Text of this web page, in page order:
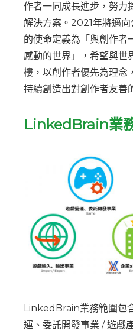
作者一同成長進步，努力
解決方案。2021年將邁
的使命定義為「與創作者
感動的世界」，希望與世
樓，以創作者優先為理念
持續創造出對創作者友善
LinkedBrain業
LinkedBrain業務範圍包
運、委託開發事業 / 遊戲